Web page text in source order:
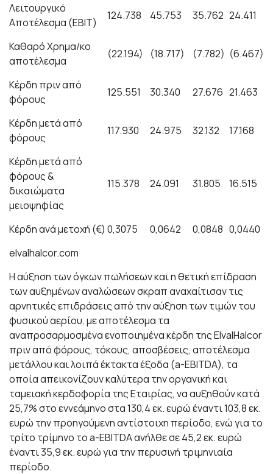
Λειτουργικό
Aποτέλεσμα (ΕΒΙΤ)
124.738 45.753 35.762 24.411
Καθαρό Xρημα/κο
αποτέλεσμα
(22.194) (18.717) (7.782) (6.467)
Κέρδη πριν από
φόρους
125.551 30.340 27.676 21.463
Κέρδη μετά από
φόρους
117.930 24.975 32.132 17.168
Κέρδη μετά από
φόρους &
δικαιώματα
μειοψηφίας
115.378 24.091 31.805 16.515
Κέρδηανά μετοχή (€) 0,3075 0,0642 0,0848 0,0440
elvalhalcor.com
Η αύξηση των όγκων πωλήσεων και η θετική επίδραση
των αυξημένων αναλώσεων σκραπ αναχαίτισαν τις
αρνητικές επιδράσεις από την αύξηση των τιμών του
φυσικού αερίου, με αποτέλεσμα τα
αναπροσαρμοσμένα ενοποιημένα κέρδη της ElvalHalcor
πριν από φόρους, τόκους, αποσβέσεις, αποτέλεσμα
μετάλλου και λοιπά έκτακτα έξοδα (a-EBITDA), τα
οποία απεικονίζουν καλύτερα την οργανική και
ταμειακή κερδοφορία της Εταιρίας, να αυξηθούν κατά
25,7% στο εννεάμηνο στα 130,4 εκ. ευρώ έναντι 103,8 εκ.
ευρώ την προηγούμενη αντίστοιχη περίοδο, ενώ για το
τρίτο τρίμηνο το a-EBITDA ανήλθε σε 45,2 εκ. ευρώ
έναντι 35,9 εκ. ευρώ για την περυσινή τριμηνιαία
περίοδο.